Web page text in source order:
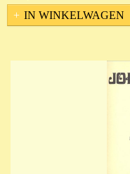
IN WINKELWAGEN